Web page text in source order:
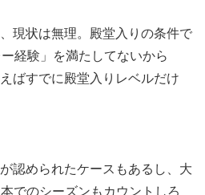
ティーを追放され復讐に生きる
まぁ？ 人として幸せに生きるこ
が、何か？～ その3
風直撃か？←「タイミング悪すぎ
現状は無理。殿堂入りの条件で
経験」を満たしてないから
ばすでに殿堂入りレベルだけ
認められたケースもあるし、大
でのシーズンもカウントしろ